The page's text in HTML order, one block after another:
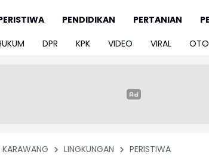
PENDIDIKAN PERTANIAN
DPR KPK VIDEO VIRAL
KARAWANG LINGKUNGAN PERISTIWA